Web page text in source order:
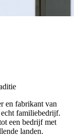
en fabrikant van
familiebedrijf.
een bedrijf met
landen.